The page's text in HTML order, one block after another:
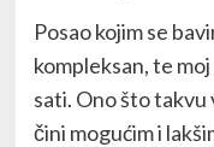
Posao kojim se
kompleksan, te
sati. Ono što takvu
čini mogućim i